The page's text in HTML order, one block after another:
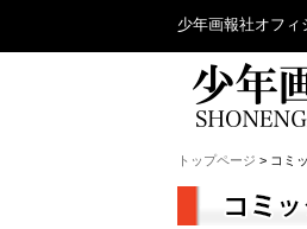
少年画報社オフィ
トップページ > コミ